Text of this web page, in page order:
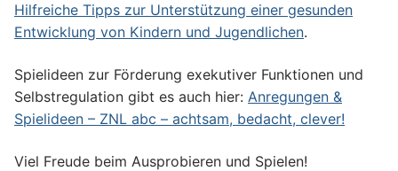
Hilfreiche Tipps zur Unterstützung einer gesunden
Entwicklung von Kindern und Jugendlichen.
Spielideen zur Förderung exekutiver Funktionen und
Selbstregulation gibt es auch hier: Anregungen &
Spielideen – ZNL abc – achtsam, bedacht, clever!
Viel Freude beim Ausprobieren und Spielen!